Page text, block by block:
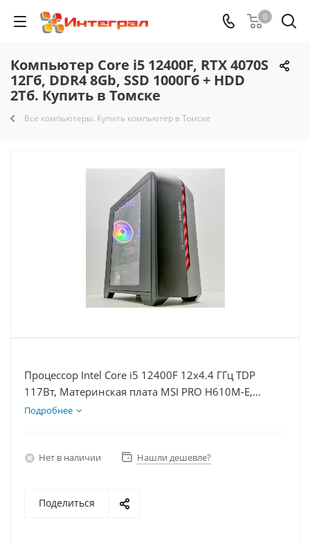
0
Компьютер Core i5 12400F, RTX 4070S
12Гб, DDR4 8Gb, SSD 1000Гб + HDD
2Тб. Купить в Томске
Все компьютеры. Купить компьютер в Томске
Процессор Intel Core i5 12400F 12x4.4 ГГц TDP
117Вт, Материнская плата MSI PRO H610M-E,
Видеокарта RTX 4070S 12Гб, Память DDR4 8Gb,
Подробнее
Нет в наличии Нашли дешевле?
Поделиться